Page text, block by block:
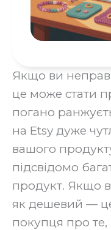
Якщо ви
це може стати
погано
на Etsy дуже
вашого
підсвідомо
продукт. Якщо
як дешевий —
покупця про